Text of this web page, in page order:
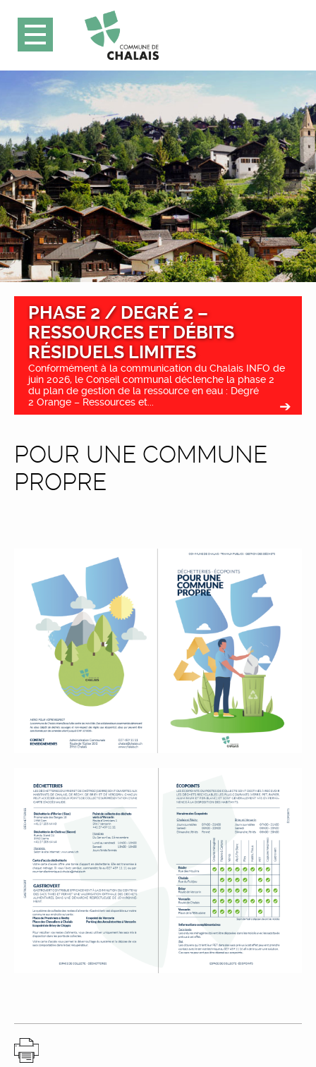
PHASE 2 / DEGRÉ 2 –
RESSOURCES ET DÉBITS
RÉSIDUELS LIMITES
Conformément à la communication du Chalais INFO de
juin 2026, le Conseil communal déclenche la phase 2
du plan de gestion de la ressource en eau : Degré
2 Orange – Ressources et...
POUR UNE COMMUNE
PROPRE